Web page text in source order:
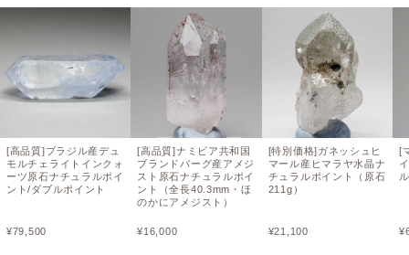
[高品質]ブラジル産デュ
モルチェライトインクォ
ーツ原石ナチュラルポイ
ント/ダブルポイント
¥79,500
[高品質]ナミビア共和国
ブランドバーグ産アメジ
スト原石ナチュラルポイ
ント（全長40.3mm・ほ
のかにアメジスト）
¥16,000
[特別価格]ガネッシュヒ
マール産ヒマラヤ水晶ナ
チュラルポイント（原石
211g）
¥21,100
[
¥